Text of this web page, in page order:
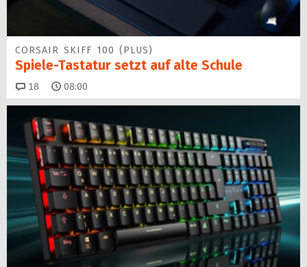
CORSAIR SKIFF 100 (PLUS)
Spiele-Tastatur setzt auf alte Schule
18 Kommentare
08:00